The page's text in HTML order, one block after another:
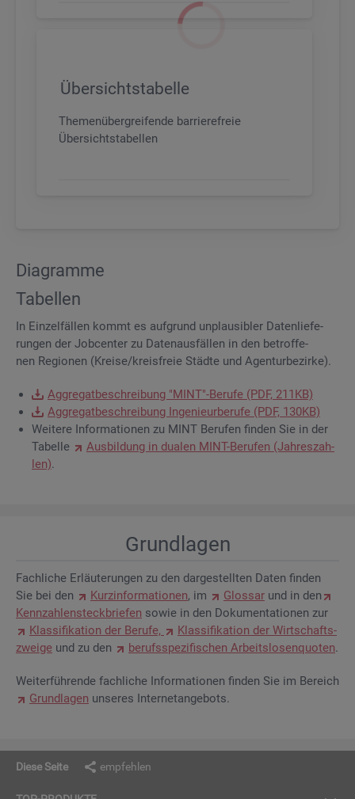
Übersichtstabelle
Themenübergreifende barrierefreie
Übersichtstabellen
Dia­gram­me
Ta­bel­len
In Ein­zel­fäl­len kommt es auf­grund un­plau­si­bler Da­ten­lie­fe­
run­gen der Job­cen­ter zu Da­ten­aus­fäl­len in den be­trof­fe­
nen Re­gio­nen (Krei­se/kreis­freie Städ­te und Agen­tur­be­zir­ke).
Ag­gre­gat­be­schrei­bung "MINT"-Be­ru­fe (PDF, 211KB)
Ag­gre­gat­be­schrei­bung In­ge­nieur­be­ru­fe (PDF, 130KB)
Wei­te­re In­for­ma­tio­nen zu MINT Be­ru­fen fin­den Sie in der
Ta­bel­le
Aus­bil­dung in dua­len MINT-Be­ru­fen (Jah­res­zah­
len).
Grund­la­gen
Fach­li­che Er­läu­te­run­gen zu den dar­ge­stell­ten Daten fin­den
Sie bei den
Kurz­in­for­ma­tio­nen, im Glos­sar und in den
Kenn­zah­len­steck­brie­fen sowie in den Do­ku­men­ta­tio­nen zur
Klas­si­fi­ka­ti­on der Be­ru­fe,
Klas­si­fi­ka­ti­on der Wirt­schafts­
zwei­ge und zu den be­rufs­spe­zi­fi­schen Ar­beits­lo­sen­quo­ten.
Wei­ter­füh­ren­de fach­li­che In­for­ma­tio­nen fin­den Sie im Be­reich
Grund­la­gen un­se­res In­ter­net­an­ge­bots.
Diese Seite empfehlen